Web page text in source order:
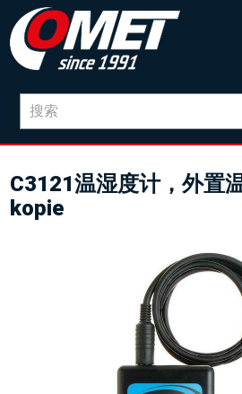
C3121温湿度计，外置
kopie